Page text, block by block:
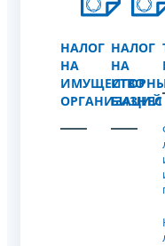
НАЛОГ
НА
ИМУЩЕСТВО
ОРГАНИЗАЦИЙ
НАЛОГ
НА
БИЗНЕС